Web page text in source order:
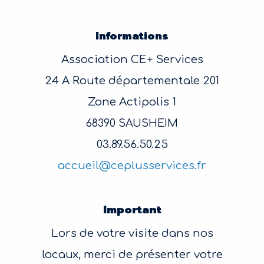
Informations
Association CE+ Services
24 A Route départementale 201
Zone Actipolis 1
68390 SAUSHEIM
03.89.56.50.25
accueil@ceplusservices.fr
Important
Lors de votre visite dans nos
locaux, merci de présenter votre